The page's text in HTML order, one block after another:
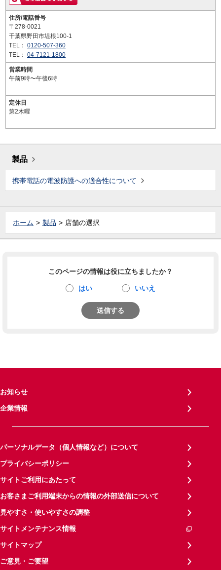
住所/電話番号
〒278-0021
千葉県野田市堤根100-1
TEL： 0120-507-360
TEL： 04-7121-1800
営業時間
午前9時〜午後6時
定休日
第2木曜
製品
携帯電話の電波防護への適合性について
ホーム 製品 店舗の選択
このページの情報は役に立ちましたか？
はい いいえ
送信する
お知らせ
企業情報
パーソナルデータ（個人情報など）について
プライバシーポリシー
サイトご利用にあたって
お客さまご利用端末からの情報の外部送信について
見やすさ・使いやすさの調整
サイトメンテナンス情報
サイトマップ
ご意見・ご要望